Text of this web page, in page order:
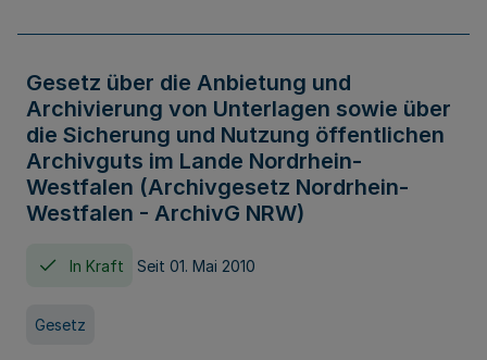
Gesetz über die Anbietung und
Archivierung von Unterlagen sowie über
die Sicherung und Nutzung öffentlichen
Archivguts im Lande Nordrhein-
Westfalen (Archivgesetz Nordrhein-
Westfalen - ArchivG NRW)
In Kraft Seit 01. Mai 2010
Gesetz